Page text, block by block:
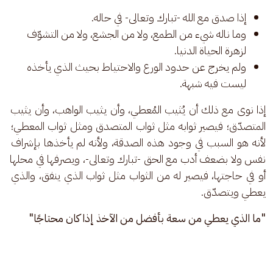
إذا صدق مع الله -تبارك وتعالى- في حاله.
وما ناله شيء من الطمع، ولا من الجشع، ولا من التشوّف
لزهرة الحياة الدنيا.
ولم يخرج عن حدود الورع والاحتياط بحيث الذي يأخذه
ليست فيه شبهة.
إذا نوى مع ذلك أن يُثيب المُعطي، وأن يثيب الواهب، وأن يثيب
المتصدّق؛ فيصير ثوابه مثل ثواب المتصدق ومثل ثواب المعطي؛
لأنه هو السبب في وجود هذه الصدقة، ولأنه لم يأخذها بإشراف
نفس ولا بضعف أدب مع الحق -تبارك وتعالى-، ويصرفها في محلها
أو في حاجتها، فيصير له من الثواب مثل ثواب الذي ينفق، والذي
يعطي ويتصدّق.
"ما الذي يعطي من سعة بأفضل من الآخذ إذا كان محتاجًا"